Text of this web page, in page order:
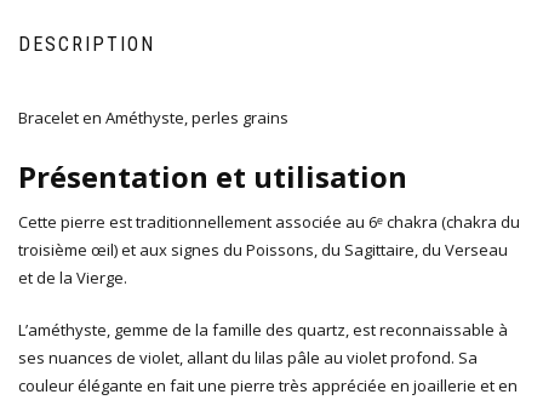
DESCRIPTION
Bracelet en Améthyste, perles grains
Présentation et utilisation
Cette pierre est traditionnellement associée au 6ᵉ chakra (chakra du
troisième œil) et aux signes du Poissons, du Sagittaire, du Verseau
et de la Vierge.
L’améthyste, gemme de la famille des quartz, est reconnaissable à
ses nuances de violet, allant du lilas pâle au violet profond. Sa
couleur élégante en fait une pierre très appréciée en joaillerie et en